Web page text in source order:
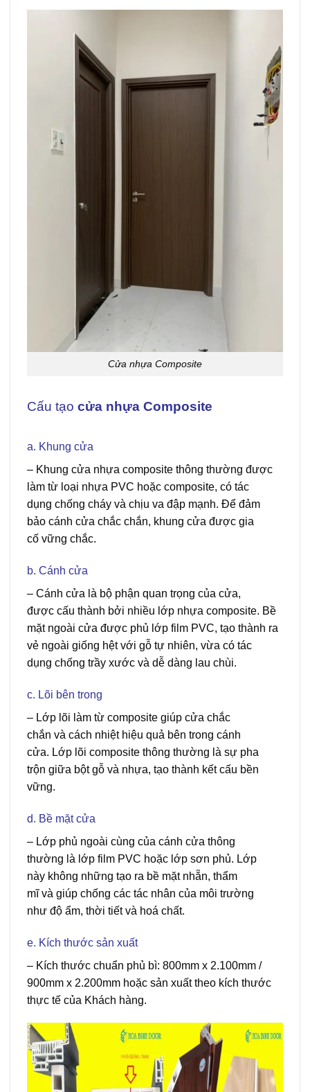
Cửa nhựa Composite
Cấu tạo cửa nhựa Composite
a. Khung cửa
– Khung cửa nhựa composite thông thường được
làm từ loại nhựa PVC hoặc composite, có tác
dụng chống cháy và chịu va đập mạnh. Để đảm
bảo cánh cửa chắc chắn, khung cửa được gia
cố vững chắc.
b. Cánh cửa
– Cánh cửa là bộ phận quan trọng của cửa,
được cấu thành bởi nhiều lớp nhựa composite. Bề
mặt ngoài cửa được phủ lớp film PVC, tạo thành ra
vẻ ngoài giống hệt với gỗ tự nhiên, vừa có tác
dụng chống trầy xước và dễ dàng lau chùi.
c. Lõi bên trong
– Lớp lõi làm từ composite giúp cửa chắc
chắn và cách nhiệt hiệu quả bên trong cánh
cửa. Lớp lõi composite thông thường là sự pha
trộn giữa bột gỗ và nhựa, tạo thành kết cấu bền
vững.
d. Bề mặt cửa
– Lớp phủ ngoài cùng của cánh cửa thông
thường là lớp film PVC hoặc lớp sơn phủ. Lớp
này không những tạo ra bề mặt nhẵn, thẩm
mĩ và giúp chống các tác nhân của môi trường
như độ ẩm, thời tiếtvà hoá chất.
e. Kích thước sản xuất
– Kích thước chuẩn phủ bì: 800mm x 2.100mm /
900mm x 2.200mm hoặc sản xuất theo kích thước
thực tế của Khách hàng.